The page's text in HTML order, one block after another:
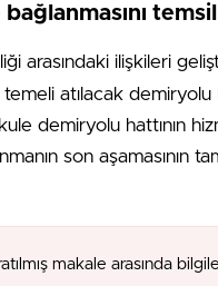
bağlanmasını
arasındaki ilişkileri
atılacak
demiryolu hattının
son aşamasının
makale arasında